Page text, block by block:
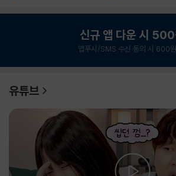
신규 앱 다운 시
앱푸시/SMS 수신 동의 시 600
유튜브